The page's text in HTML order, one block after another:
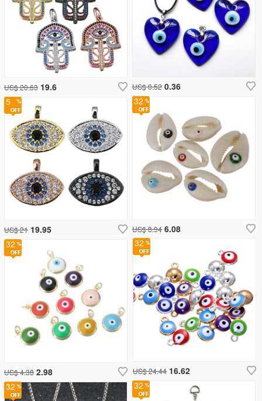
32
US$ 0.52 0.36
5
US$ 21 19.95
32
US$ 8.94 6.08
32
US$ 24.44 16.62
US$ 20.63 19.6
32
US$ 4.38 2.98
32